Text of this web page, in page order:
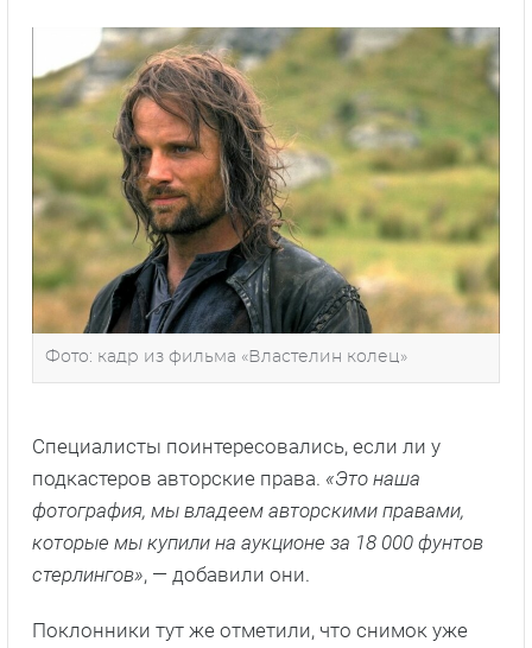
Фото: кадр из фильма «Властелин колец»
Специалисты поинтересовались, если ли у
подкастеров авторские права. «Это наша
фотография, мы владеем авторскими правами,
которые мы купили на аукционе за 18 000 фунтов
стерлингов», — добавили они.
Поклонники тут же отметили, что снимок уже